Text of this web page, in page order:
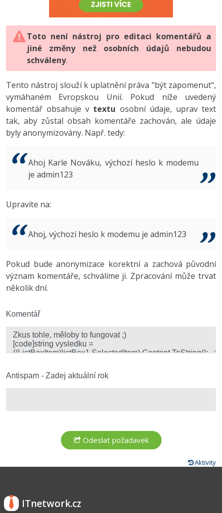
HTML5, CSS3, Bootstrap, SEO
SQL a databáze
Testování a verzování
UML a návrhové vzory
React
Spring
ASP.NET MVC
Best practices
PHP
JavaScript
Python
HTML / CSS
UML a návrhové vzory
MySQL/MariaDB
MS-SQL
Vývojář mobilních aplikací
C# Game developer
Tester
Systémový administrátor
3D grafik
Copywriter
WordPress specialista
-80%
JavaScript -80%
PHP -80%
Swift -80%
Kotlin -80%
VB.NET
Algoritmy -41%
Umělá inteligence (AI) -10%
Fórum
Digitální gramotnost
Marketing
WordPress
SEO
UX
Business
Copywriting
Windows
Kybernetická bezpečnost
Photoshop -80%
Adobe Illustrator -80%
Adobe Lightroom
Adobe XD
Adobe InDesign -25%
Adobe After Effects
Inkscape
Fórum
Toto není nástroj pro editaci komentářů a
jiné změny než osobních údajů nebudou
schváleny.
Tento nástroj slouží k uplatnění práva "být zapomenut",
vymáhaném Evropskou Unií. Pokud níže uvedený
komentář obsahuje v textu osobní údaje, uprav text
tak, aby zůstal obsah komentáře zachován, ale údaje
byly anonymizovány. Např. tedy:
Ahoj Karle Nováku, výchozí heslo k modemu
je admin123
Upravíte na:
Ahoj, výchozí heslo k modemu je admin123
Pokud bude anonymizace korektní a zachová původní
význam komentáře, schválíme ji. Zpracování může trvat
několik dní.
Komentář
Antispam - Zadej aktuální rok
Aktivity
ITnetwork.cz